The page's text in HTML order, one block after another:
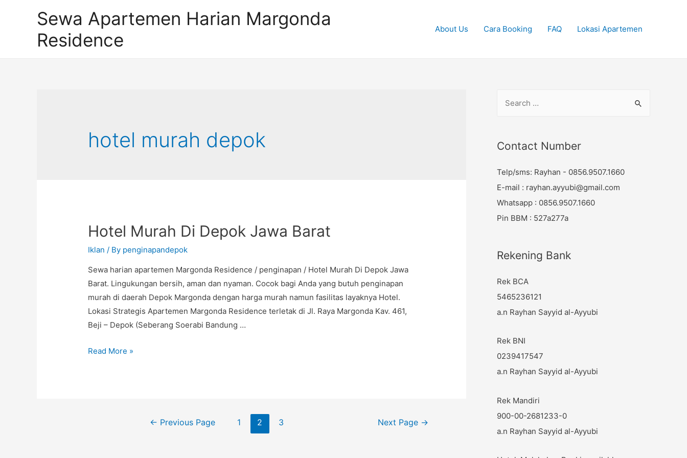
Sewa Apartemen Harian Margonda
Residence
About Us Cara Booking FAQ Lokasi Apartemen
hotel murah depok
Hotel Murah Di Depok Jawa Barat
Iklan / By penginapandepok
Sewa harian apartemen Margonda Residence / penginapan / Hotel Murah Di Depok Jawa
Barat. Lingukungan bersih, aman dan nyaman. Cocok bagi Anda yang butuh penginapan
murah di daerah Depok Margonda dengan harga murah namun fasilitas layaknya Hotel.
Lokasi Strategis Apartemen Margonda Residence terletak di Jl. Raya Margonda Kav. 461,
Beji – Depok (Seberang Soerabi Bandung …
Hotel
Read More »
← Previous Page 1 2 3 Next Page →
r
h
f
o
r
Contact Number
Telp/sms: Rayhan - 0856.9507.1660
E-mail : rayhan.ayyubi@gmail.com
Whatsapp : 0856.9507.1660
Pin BBM : 527a277a
Rekening Bank
Rek BCA
5465236121
a.n Rayhan Sayyid al-Ayyubi
Rek BNI
0239417547
a.n Rayhan Sayyid al-Ayyubi
Rek Mandiri
900-00-2681233-0
a.n Rayhan Sayyid al-Ayyubi